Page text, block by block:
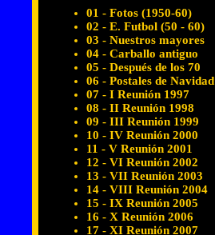
01 - Fotos (1950-60)
02 - E. Futbol (50 - 60)
03 - Nuestros mayores
04 - Carballo antiguo
05 - Después de los 70
06 - Postales de Navidad
07 - I Reunión 1997
08 - II Reunión 1998
09 - III Reunión 1999
10 - IV Reunión 2000
11 - V Reunión 2001
12 - VI Reunión 2002
13 - VII Reunión 2003
14 - VIII Reunión 2004
15 - IX Reunión 2005
16 - X Reunión 2006
17 - XI Reunión 2007